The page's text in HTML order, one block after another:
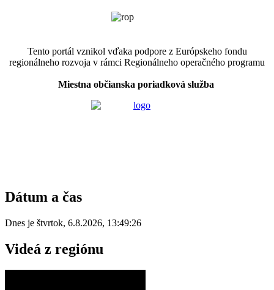
Tento portál vznikol vďaka podpore z Európskeho fondu
regionálneho rozvoja v rámci Regionálneho operačného programu
Miestna občianska poriadková služba
Dátum a čas
Dnes je štvrtok, 6.8.2026, 13:49:26
Videá z regiónu